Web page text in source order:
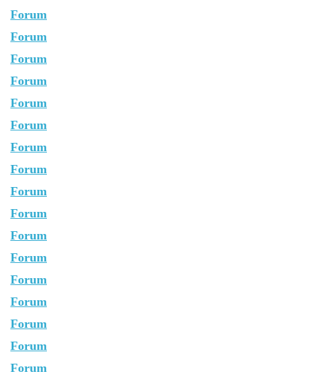
Forum
Forum
Forum
Forum
Forum
Forum
Forum
Forum
Forum
Forum
Forum
Forum
Forum
Forum
Forum
Forum
Forum